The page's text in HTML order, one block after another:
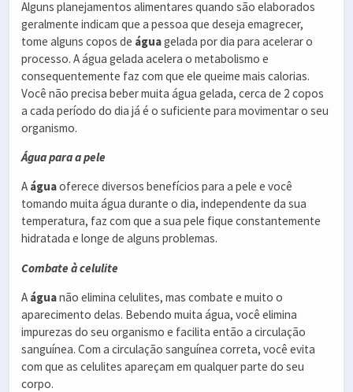
Alguns planejamentos alimentares quando são elaborados
geralmente indicam que a pessoa que deseja emagrecer,
tome alguns copos de águagelada por dia para acelerar o
processo. A água gelada acelera o metabolismo e
consequentemente faz com que ele queime mais calorias.
Você não precisa beber muita água gelada, cerca de 2 copos
a cada período do dia já é o suficiente para movimentar o seu
organismo.
Água para a pele
A águaoferece diversos benefícios para a pele e você
tomando muita água durante o dia, independente da sua
temperatura, faz com que a sua pele fique constantemente
hidratada e longe de alguns problemas.
Combate à celulite
A águanão elimina celulites, mas combate e muito o
aparecimento delas. Bebendo muita água, você elimina
impurezas do seu organismo e facilita então a circulação
sanguínea. Com a circulação sanguínea correta, você evita
com que as celulites apareçam em qualquer parte do seu
corpo.